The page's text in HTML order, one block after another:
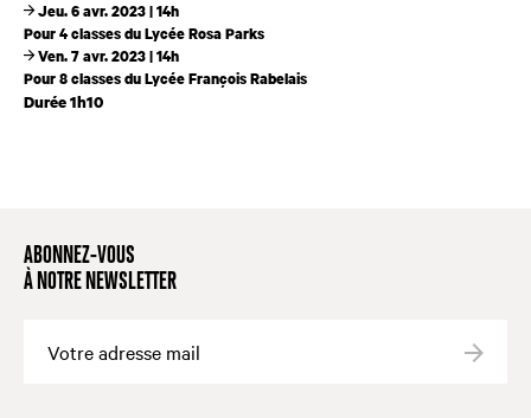
Jeu. 6 avr. 2023 | 14h
Pour 4 classes du Lycée Rosa Parks
Ven. 7 avr. 2023 | 14h
Pour 8 classes du Lycée François Rabelais
Durée 1h10
ABONNEZ-VOUS
À NOTRE NEWSLETTER